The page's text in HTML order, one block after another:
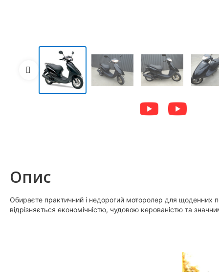
Опис
Обираєте практичний і недорогий моторолер для щоденних
відрізняється економічністю, чудовою керованістю та